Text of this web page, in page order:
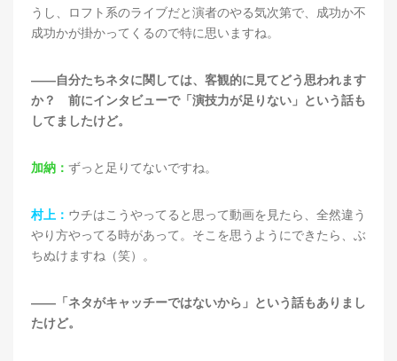
うし、ロフト系のライブだと演者のやる気次第で、成功か不
成功かが掛かってくるので特に思いますね。
——自分たちネタに関しては、客観的に見てどう思われます
か？ 前にインタビューで「演技力が足りない」という話も
してましたけど。
加納： ずっと足りてないですね。
村上： ウチはこうやってると思って動画を見たら、全然違う
やり方やってる時があって。そこを思うようにできたら、ぶ
ちぬけますね（笑）。
——「ネタがキャッチーではないから」という話もありまし
たけど。